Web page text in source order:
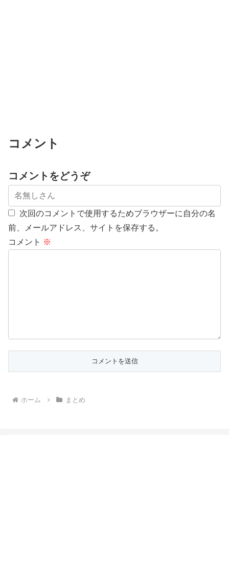
コメント
コメントをどうぞ
次回のコメントで使用するためブラウザーに自分の名
前、メールアドレス、サイトを保存する。
コメント ※
ホーム まとめ